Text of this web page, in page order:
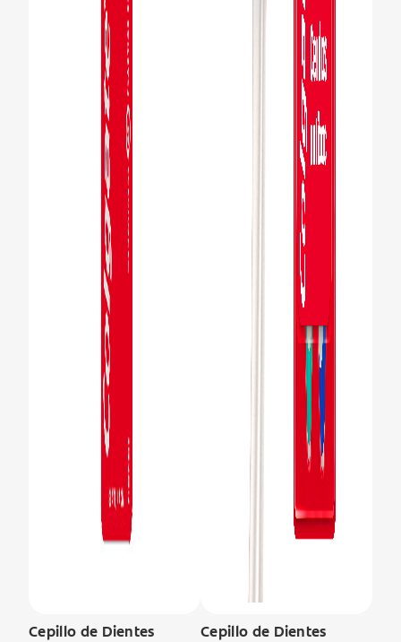
Cepillo de Dientes
Cepillo de Dientes